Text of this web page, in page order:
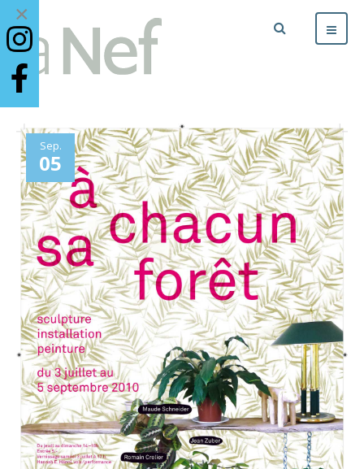
Sep.
05
×